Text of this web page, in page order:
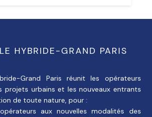
HYBRIDE-GRAND PARIS
Grand Paris réunit les opérateurs
projets urbains et les nouveaux entrants
de toute nature, pour :
aux nouvelles modalités des